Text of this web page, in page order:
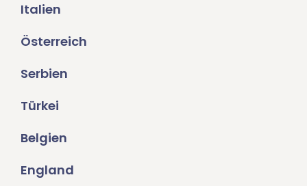
Italien
Österreich
Serbien
Türkei
Belgien
England